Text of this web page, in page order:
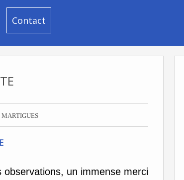
Contact
MARTIGUES
observations, un immense merci